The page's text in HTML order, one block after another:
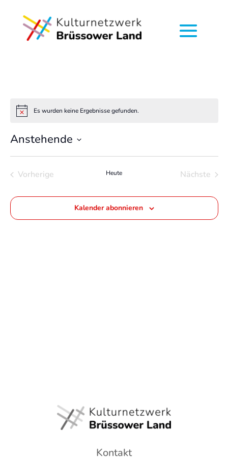
HinweisEs wurden keine Ergebnisse gefunden.
Anstehende
Datum
Vorherige
Heute
Nächste
Kalender abonnieren
Kontakt